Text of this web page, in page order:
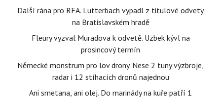
Další rána pro RFA. Lutterbach vypadl z titulové odvety
na Bratislavském hradě
Fleury vyzval Muradova k odvetě. Uzbek kývl na
prosincový termín
Německé monstrum pro lov drony. Nese 2 tuny výzbroje,
radar i 12 stíhacích dronů najednou
Ani smetana, ani olej. Do marinády na kuře patří 1